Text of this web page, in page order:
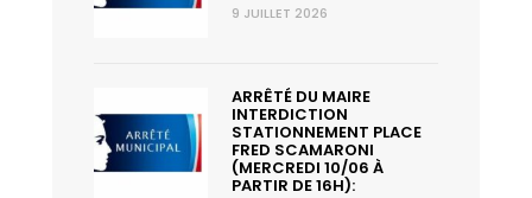
9 JUILLET 2026
ARRÊTÉ DU MAIRE
INTERDICTION
STATIONNEMENT PLACE
FRED SCAMARONI
(MERCREDI 10/06 À
PARTIR DE 16H):